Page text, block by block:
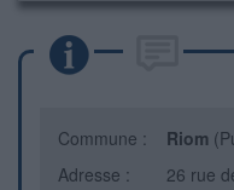
Commune : Riom
Adresse :
26 rue